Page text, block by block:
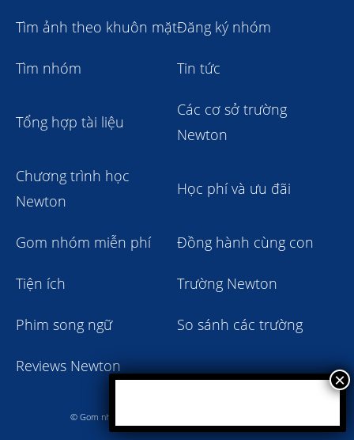
Tìm ảnh theo khuôn mặtĐăng ký nhóm
Tìm nhóm Tin tức
Tổng hợp tài liệu
Các cơ sở trường
Newton
Chương trình học
Newton
Học phí và ưu đãi
Gom nhóm miễn phí Đồng hành cùng con
Tiện ích Trường Newton
Phim song ngữ So sánh các trường
Reviews Newton
© Gom nhóm trường Newton giảm học phí 2023 - 2024